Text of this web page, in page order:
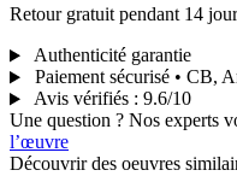
Retour gratuit pendant 14
Authenticité garantie
Paiement sécurisé • CB,
Avis vérifiés : 9.6/10
Une question ? Nos experts
l’œuvre
Découvrir des oeuvres